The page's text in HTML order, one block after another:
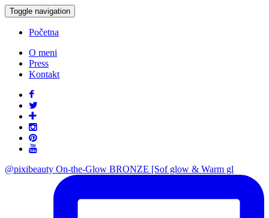
Toggle navigation
Početna
O meni
Press
Kontakt
@pixibeauty On-the-Glow BRONZE [Sof glow & Warm gl